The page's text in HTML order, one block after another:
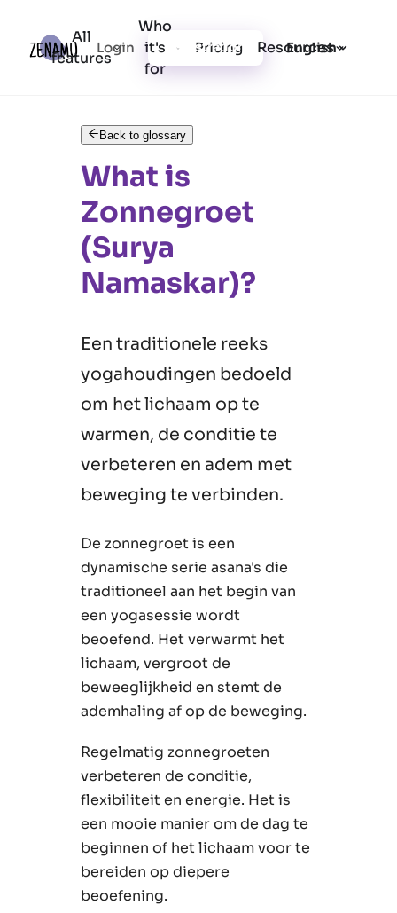
All
features
Who
it's
for
Pricing Resources
Login Registration English
Back to glossary
What is
Zonnegroet
(Surya
Namaskar)?
Een traditionele reeks
yogahoudingen bedoeld
om het lichaam op te
warmen, de conditie te
verbeteren en adem met
beweging te verbinden.
De zonnegroet is een
dynamische serie asana's die
traditioneel aan het begin van
een yogasessie wordt
beoefend. Het verwarmt het
lichaam, vergroot de
beweeglijkheid en stemt de
ademhaling af op de beweging.
Regelmatig zonnegroeten
verbeteren de conditie,
flexibiliteit en energie. Het is
een mooie manier om de dag te
beginnen of het lichaam voor te
bereiden op diepere
beoefening.